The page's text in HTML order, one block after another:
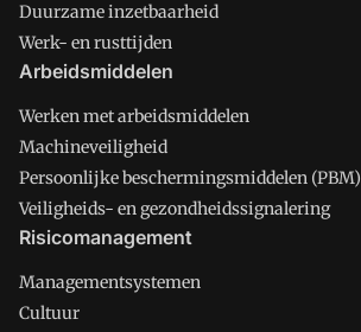
Duurzame inzetbaarheid
Werk- en rusttijden
Arbeidsmiddelen
Werken met arbeidsmiddelen
Machineveiligheid
Persoonlijke beschermingsmiddelen (PBM)
Veiligheids- en gezondheidssignalering
Risicomanagement
Managementsystemen
Cultuur